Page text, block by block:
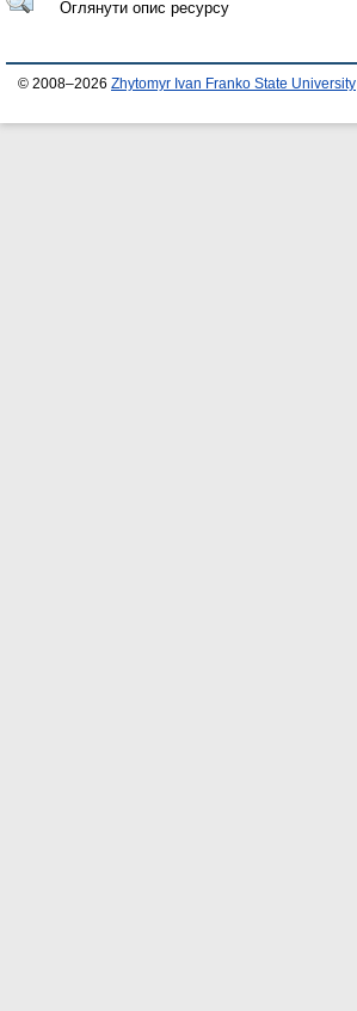
Оглянути опис ресурсу
© 2008–2026 Zhytomyr Ivan Franko State University